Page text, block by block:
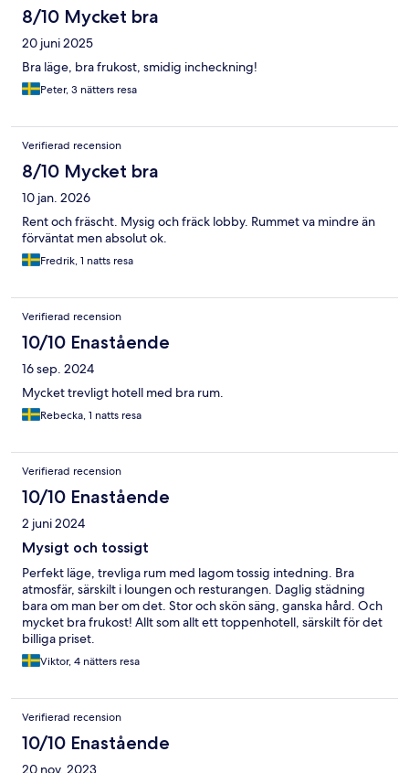
8/10 Mycket bra
20 juni 2025
Bra läge, bra frukost, smidig incheckning!
Peter, 3 nätters resa
Verifierad recension
8/10 Mycket bra
10 jan. 2026
Rent och fräscht. Mysig och fräck lobby. Rummet va mindre än
förväntat men absolut ok.
Fredrik, 1 natts resa
Verifierad recension
10/10 Enastående
16 sep. 2024
Mycket trevligt hotell med bra rum.
Rebecka, 1 natts resa
Verifierad recension
10/10 Enastående
2 juni 2024
Mysigt och tossigt
Perfekt läge, trevliga rum med lagom tossig intedning. Bra
atmosfär, särskilt i loungen och resturangen. Daglig städning
bara om man ber om det. Stor och skön säng, ganska hård. Och
mycket bra frukost! Allt som allt ett toppenhotell, särskilt för det
billiga priset.
Viktor, 4 nätters resa
Verifierad recension
10/10 Enastående
20 nov. 2023